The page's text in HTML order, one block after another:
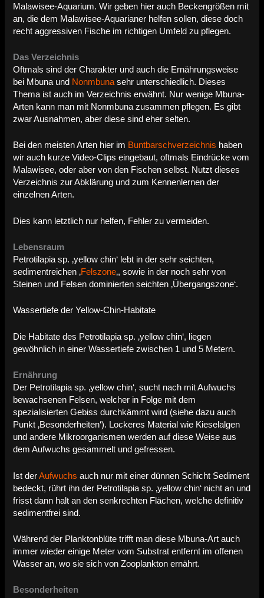
Malawisee-Aquarium. Wir geben hier auch Beckengrößen mit
an, die dem Malawisee-Aquarianer helfen sollen, diese doch
recht aggressiven Fische im richtigen Umfeld zu pflegen.
Das Verzeichnis
Oftmals sind der Charakter und auch die Ernährungsweise
bei Mbuna und Nonmbuna sehr unterschiedlich. Dieses
Thema ist auch im Verzeichnis erwähnt. Nur wenige Mbuna-
Arten kann man mit Nonmbuna zusammen pflegen. Es gibt
zwar Ausnahmen, aber diese sind eher selten.
Bei den meisten Arten hier im Buntbarschverzeichnis haben
wir auch kurze Video-Clips eingebaut, oftmals Eindrücke vom
Malawisee, oder aber von den Fischen selbst. Nutzt dieses
Verzeichnis zur Abklärung und zum Kennenlernen der
einzelnen Arten.
Dies kann letztlich nur helfen, Fehler zu vermeiden.
Lebensraum
Petrotilapia sp. ‚yellow chin‘ lebt in der sehr seichten,
sedimentreichen ‚Felszone‚, sowie in der noch sehr von
Steinen und Felsen dominierten seichten ‚Übergangszone‘.
Wassertiefe der Yellow-Chin-Habitate
Die Habitate des Petrotilapia sp. ‚yellow chin‘, liegen
gewöhnlich in einer Wassertiefe zwischen 1 und 5 Metern.
Ernährung
Der Petrotilapia sp. ‚yellow chin‘, sucht nach mit Aufwuchs
bewachsenen Felsen, welcher in Folge mit dem
spezialisierten Gebiss durchkämmt wird (siehe dazu auch
Punkt ‚Besonderheiten‘). Lockeres Material wie Kieselalgen
und andere Mikroorganismen werden auf diese Weise aus
dem Aufwuchs gesammelt und gefressen.
Ist derAufwuchs auch nur mit einer dünnen Schicht Sediment
bedeckt, rührt ihn der Petrotilapia sp. ‚yellow chin‘ nicht an und
frisst dann halt an den senkrechten Flächen, welche definitiv
sedimentfrei sind.
Während der Planktonblüte trifft man diese Mbuna-Art auch
immer wieder einige Meter vom Substrat entfernt im offenen
Wasser an, wo sie sich von Zooplankton ernährt.
Besonderheiten